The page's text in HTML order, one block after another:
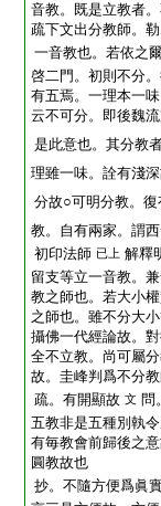
音教。既是立教者
疏下文出分教師。
一音教也。若依之
啓二門。初則不分
有五焉。一理本一
云不可分。即後魏
是此意也。其分教
理雖一味。詮有淺
分故○可明分教。復
教。自有兩家。謂
初印法師 已上 解釋
留支等立一音教。
教之師也。若大小
之師也。雖不分大
攝佛一代經論故。
全不立教。尚可屬
故。圭峰判爲不分
疏。有開顯故 文 問
五教非是五種別執
有毎教會前歸後之
圓教故也
抄。不隨方便爲眞